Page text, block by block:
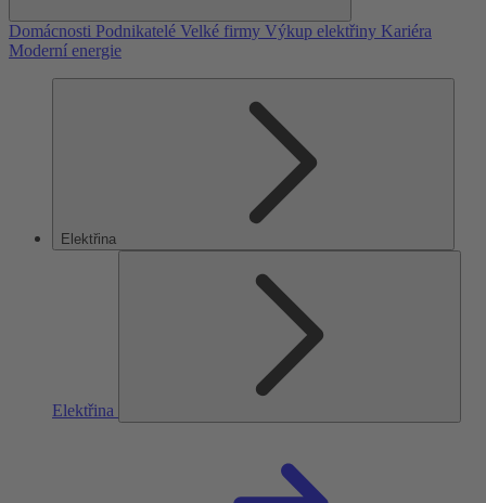
Domácnosti Podnikatelé Velké firmy Výkup elektřiny Kariéra
Moderní energie
Elektřina
Elektřina